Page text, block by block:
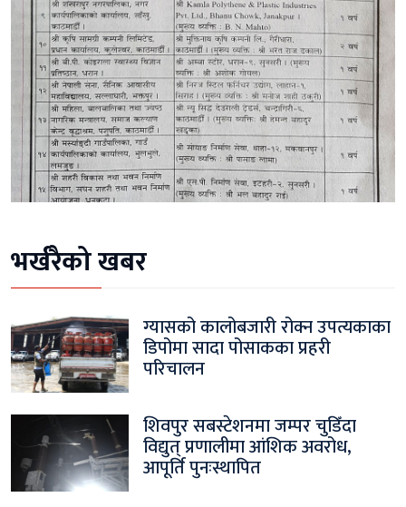
भर्खरैको खबर
ग्यासको कालोबजारी रोक्न उपत्यकाका
डिपोमा सादा पोसाकका प्रहरी
परिचालन
शिवपुर सबस्टेशनमा जम्पर चुडिँदा
विद्युत् प्रणालीमा आंशिक अवरोध,
आपूर्ति पुनःस्थापित